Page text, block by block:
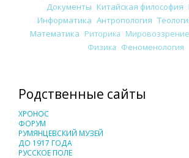
Документы Китайская философия
Информатика Антропология
Математика Риторика Мировоззрение
Физика Феноменология
Родственные сайты
ХРОНОС
ФОРУМ
РУМЯНЦЕВСКИЙ МУЗЕЙ
ДО 1917 ГОДА
РУССКОЕ ПОЛЕ